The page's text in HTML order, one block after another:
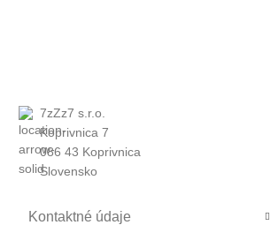
7zZz7 s.r.o.
Koprivnica 7
086 43 Koprivnica
Slovensko
Kontaktné údaje